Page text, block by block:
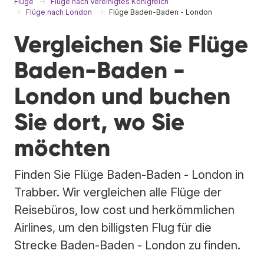
Flüge nach London
Flüge Baden-Baden - London
Vergleichen Sie Flüge
Baden-Baden -
London und buchen
Sie dort, wo Sie
möchten
Finden Sie Flüge Baden-Baden - London in
Trabber. Wir vergleichen alle Flüge der
Reisebüros, low cost und herkömmlichen
Airlines, um den billigsten Flug für die
Strecke Baden-Baden - London zu finden.